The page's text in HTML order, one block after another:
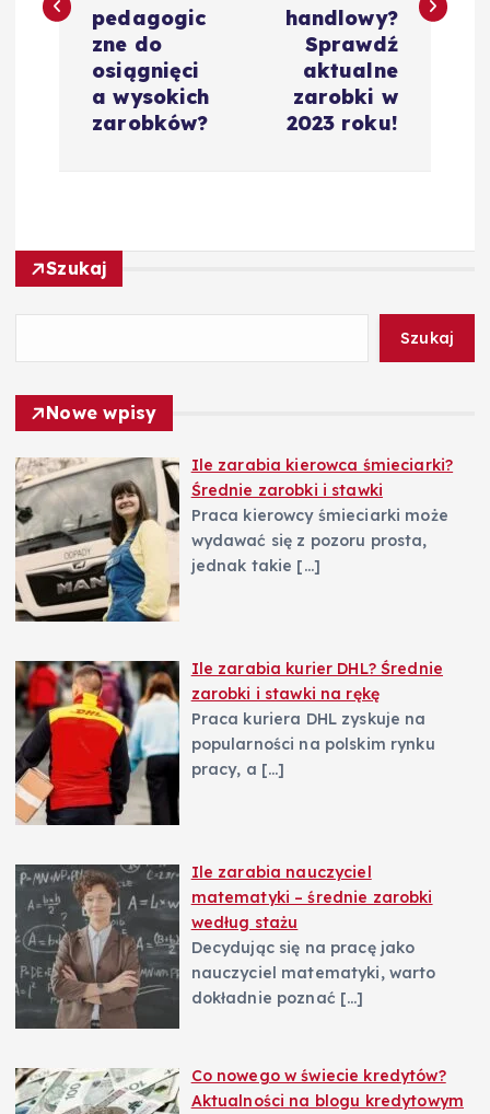
i
j
a
w
p
i
s
u
pedagogic
zne do
osiągnięci
a wysokich
zarobków?
handlowy?
Sprawdź
aktualne
zarobki w
2023 roku!
Szukaj
Szukaj
Nowe wpisy
Ile zarabia kierowca śmieciarki?
Średnie zarobki i stawki
Praca kierowcy śmieciarki może
wydawać się z pozoru prosta,
jednak takie […]
Ile zarabia kurier DHL? Średnie
zarobki i stawki na rękę
Praca kuriera DHL zyskuje na
popularności na polskim rynku
pracy, a […]
Ile zarabia nauczyciel
matematyki – średnie zarobki
według stażu
Decydując się na pracę jako
nauczyciel matematyki, warto
dokładnie poznać […]
Co nowego w świecie kredytów?
Aktualności na blogu kredytowym